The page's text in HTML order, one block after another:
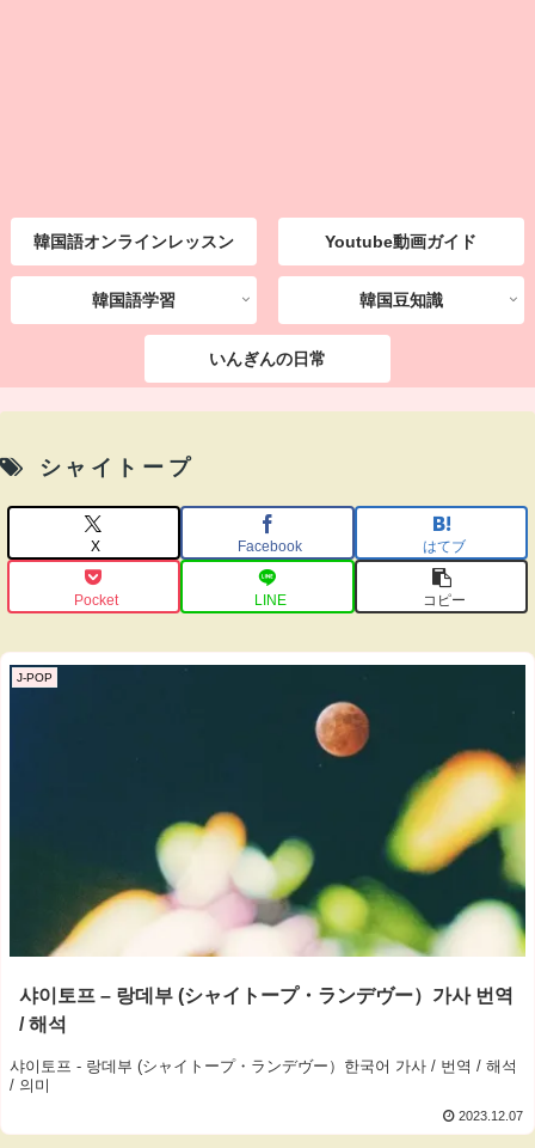
韓国語オンラインレッスン Youtube動画ガイド
韓国語学習 韓国豆知識
いんぎんの日常
シャイトープ
X Facebook はてブ
Pocket LINE コピー
J-POP
샤이토프 – 랑데부 (シャイトープ・ランデヴー）가사 번역
/ 해석
샤이토프 - 랑데부 (シャイトープ・ランデヴー）한국어 가사 / 번역 / 해석
/ 의미
2023.12.07